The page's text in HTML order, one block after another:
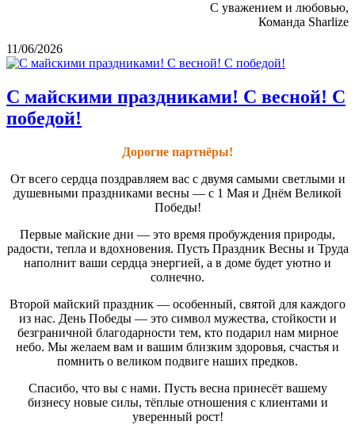
С уважением и любовью,
Команда Sharlize
11/06/2026
С майскими праздниками! С весной! С
победой!
Дорогие партнёры!
От всего сердца поздравляем вас с двумя самыми светлыми и
душевными праздниками весны — с 1 Мая и Днём Великой
Победы!
Первые майские дни — это время пробуждения природы,
радости, тепла и вдохновения. Пусть Праздник Весны и Труда
наполнит ваши сердца энергией, а в доме будет уютно и
солнечно.
Второй майский праздник — особенный, святой для каждого
из нас. День Победы — это символ мужества, стойкости и
безграничной благодарности тем, кто подарил нам мирное
небо. Мы желаем вам и вашим близким здоровья, счастья и
помнить о великом подвиге наших предков.
Спасибо, что вы с нами. Пусть весна принесёт вашему
бизнесу новые силы, тёплые отношения с клиентами и
уверенный рост!